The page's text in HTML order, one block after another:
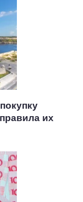
их